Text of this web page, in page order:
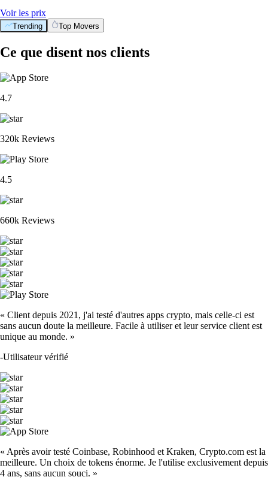
Voir les prix
Trending Top Movers
Ce que disent nos clients
4.7
320k Reviews
4.5
660k Reviews
« Client depuis 2021, j'ai testé d'autres apps crypto, mais celle-ci est
sans aucun doute la meilleure. Facile à utiliser et leur service client est
unique au monde. »
-Utilisateur vérifié
« Après avoir testé Coinbase, Robinhood et Kraken, Crypto.com est la
meilleure. Un choix de tokens énorme. Je l'utilise exclusivement depuis
4 ans, sans aucun souci. »